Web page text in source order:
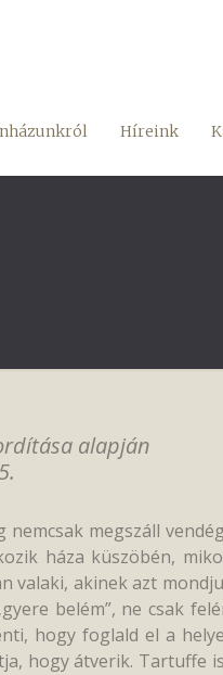
Híreink
alapján
megszáll
háza küszöbén,
valaki, akinek azt
belém”, ne csak
hogy foglald el a
hogy átverik. Tartuffe